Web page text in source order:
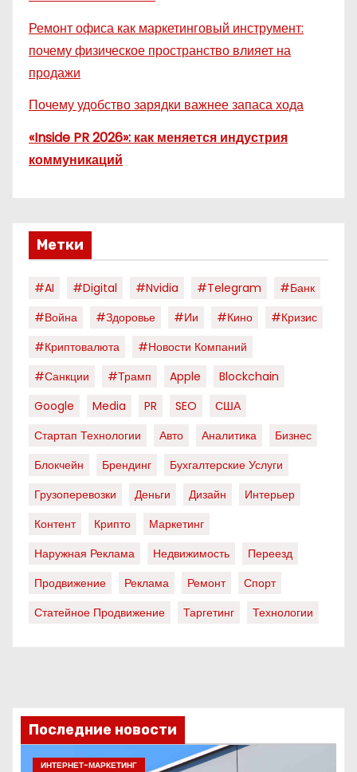
Ремонт офиса как маркетинговый инструмент:
почему физическое пространство влияет на
продажи
Почему удобство зарядки важнее запаса хода
«Inside PR 2026»: как меняется индустрия
коммуникаций
Метки
#AI #digital #nvidia #telegram
#банк
#война
#здоровье #ии #кино
#кризис
#криптовалюта
#новости Компаний
#санкции
#трамп Apple
Blockchain
Google
Media PR SEO
США
Стартап Технологии
Авто Аналитика
Бизнес
Блокчейн
Брендинг
Бухгалтерские Услуги
Грузоперевозки
Деньги Дизайн
Интерьер
Контент
Крипто
Маркетинг
Наружная Реклама
Недвижимость
Переезд
Продвижение
Реклама Ремонт
Спорт
Статейное Продвижение
Таргетинг Технологии
Последние новости
ИНТЕРНЕТ-МАРКЕТИНГ